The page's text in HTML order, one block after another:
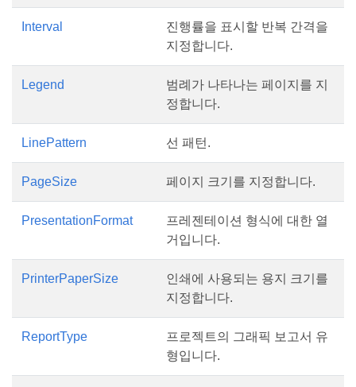
Interval
진행률을 표시할 반복 간격을
지정합니다.
Legend
범례가 나타나는 페이지를 지
정합니다.
LinePattern 선 패턴.
PageSize 페이지 크기를 지정합니다.
PresentationFormat
프레젠테이션 형식에 대한 열
거입니다.
PrinterPaperSize
인쇄에 사용되는 용지 크기를
지정합니다.
ReportType
프로젝트의 그래픽 보고서 유
형입니다.